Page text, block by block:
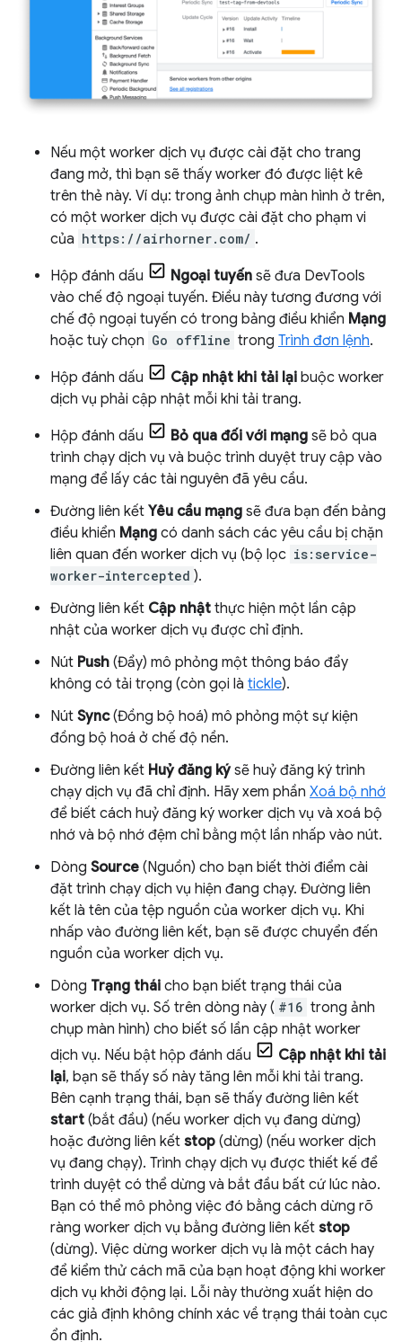
Nếu một worker dịch vụ được cài đặt cho trang
đang mở, thì bạn sẽ thấy worker đó được liệt kê
trên thẻ này. Ví dụ: trong ảnh chụp màn hình ở trên,
có một worker dịch vụ được cài đặt cho phạm vi
của https://airhorner.com/ .
Hộp đánh dấu Ngoại tuyến sẽ đưa DevTools
vào chế độ ngoại tuyến. Điều này tương đương với
chế độ ngoại tuyến có trong bảng điều khiển Mạng
hoặc tuỳ chọn Go offline trong Trình đơn lệnh.
Hộp đánh dấu Cập nhật khi tải lại buộc worker
dịch vụ phải cập nhật mỗi khi tải trang.
Hộp đánh dấu Bỏ qua đối với mạng sẽ bỏ qua
trình chạy dịch vụ và buộc trình duyệt truy cập vào
mạng để lấy các tài nguyên đã yêu cầu.
Đường liên kết Yêu cầu mạng sẽ đưa bạn đến bảng
điều khiển Mạng có danh sách các yêu cầu bị chặn
liên quan đến worker dịch vụ (bộ lọc is:service-
worker-intercepted ).
Đường liên kết Cập nhật thực hiện một lần cập
nhật của worker dịch vụ được chỉ định.
Nút Push (Đẩy) mô phỏng một thông báo đẩy
không có tải trọng (còn gọi là tickle).
Nút Sync(Đồng bộ hoá) mô phỏng một sự kiện
đồng bộ hoá ở chế độ nền.
Đường liên kết Huỷ đăng kýsẽ huỷ đăng ký trình
chạy dịch vụ đã chỉ định. Hãy xem phần Xoá bộ nhớ
để biết cách huỷ đăng ký worker dịch vụ và xoá bộ
nhớ và bộ nhớ đệm chỉ bằng một lần nhấp vào nút.
Dòng Source (Nguồn) cho bạn biết thời điểm cài
đặt trình chạy dịch vụ hiện đang chạy. Đường liên
kết là tên của tệp nguồn của worker dịch vụ. Khi
nhấp vào đường liên kết, bạn sẽ được chuyển đến
nguồn của worker dịch vụ.
Dòng Trạng thái cho bạn biết trạng thái của
worker dịch vụ. Số trên dòng này ( #16 trong ảnh
chụp màn hình) cho biết số lần cập nhật worker
dịch vụ. Nếu bật hộp đánh dấu
Cập nhật khi tải
lại, bạn sẽ thấy số này tăng lên mỗi khi tải trang.
Bên cạnh trạng thái, bạn sẽ thấy đường liên kết
start (bắt đầu) (nếu worker dịch vụ đang dừng)
hoặc đường liên kết stop (dừng) (nếu worker dịch
vụ đang chạy). Trình chạy dịch vụ được thiết kế để
trình duyệt có thể dừng và bắt đầu bất cứ lúc nào.
Bạn có thể mô phỏng việc đó bằng cách dừng rõ
ràng worker dịch vụ bằng đường liên kết stop
(dừng). Việc dừng worker dịch vụ là một cách hay
để kiểm thử cách mã của bạn hoạt động khi worker
dịch vụ khởi động lại. Lỗi này thường xuất hiện do
các giả định không chính xác về trạng thái toàn cục
ổn định.